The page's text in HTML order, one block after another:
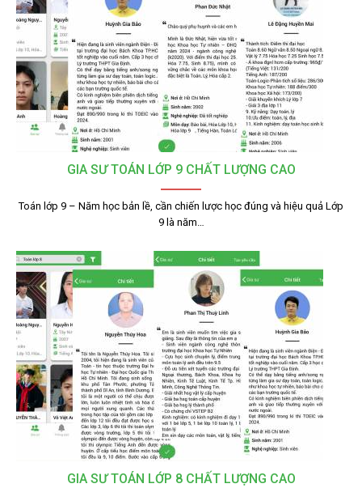
GIA SƯ TOÁN LỚP 9 CHẤT LƯỢNG CAO
Toán lớp 9 – Năm học bản lề, cần chiến lược học đúng và hiệu quả Lớp
9 là năm…
GIA SƯ TOÁN LỚP 8 CHẤT LƯỢNG CAO